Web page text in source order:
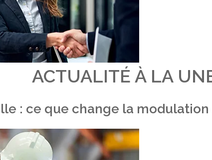
ACTUALITÉ À LA
: ce que change la